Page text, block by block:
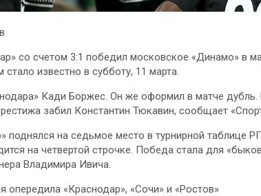
со счетом 3:1 победил московское «Динамо» в
известно в субботу, 11 марта.
Кади Боржес. Он же оформил в матче
забил Константин Тюкавин, сообщает
поднялся на седьмое место в турнирной таблице
на четвертой строчке. Победа стала для
Владимира Ивича.
опередила «Краснодар», «Сочи» и «Ростов»